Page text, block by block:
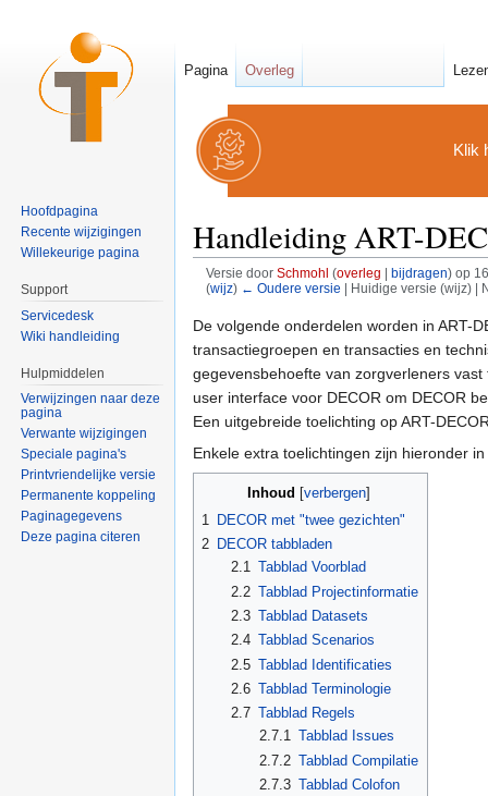
Klik
Handleiding ART-
Versie door Schmohl (overleg | bijdragen)op
(wijz) ← Oudere versie | Huidige versie (wijz) |
De volgende onderdelen worden in ART-
transactiegroepen en transacties en
gegevensbehoefte van zorgverleners
user interface voor DECOR om DECOR
Een uitgebreide toelichting op ART-
Enkele extra toelichtingen zijn hieronder
Inhoud verbergen]
1 DECOR met "twee gezichten"
2 DECOR tabbladen
2.1 Tabblad Voorblad
2.2 Tabblad Projectinformatie
2.3 Tabblad Datasets
2.4 Tabblad Scenarios
2.5 Tabblad Identificaties
2.6 Tabblad Terminologie
2.7 Tabblad Regels
2.7.1 Tabblad Issues
2.7.2 Tabblad Compilatie
2.7.3 Tabblad Colofon
Pagina Overleg
Hoofdpagina
Recente wijzigingen
Willekeurige pagina
Support
Servicedesk
Wiki handleiding
Hulpmiddelen
Verwijzingen naar deze
pagina
Verwante wijzigingen
Speciale pagina's
Printvriendelijke versie
Permanente koppeling
Paginagegevens
Deze pagina citeren